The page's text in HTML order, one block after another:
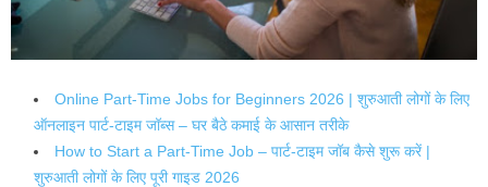
Online Part-Time Jobs for Beginners 2026 | शुरुआती लोगों के लिए
ऑनलाइन पार्ट-टाइम जॉब्स – घर बैठे कमाई के आसान तरीके
How to Start a Part-Time Job – पार्ट-टाइम जॉब कैसे शुरू करें |
शुरुआती लोगों के लिए पूरी गाइड 2026